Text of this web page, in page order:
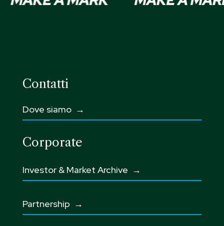
Contatti
Dove siamo →
Corporate
Investor & Market Archive →
Partnership →